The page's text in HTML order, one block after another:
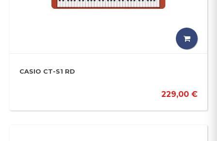
CASIO CT-S1 RD
229,00 €